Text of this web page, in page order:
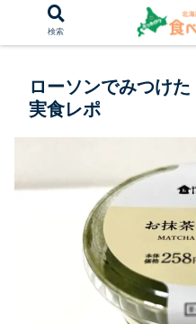
ローソンでみつけ
実食レポ
検索